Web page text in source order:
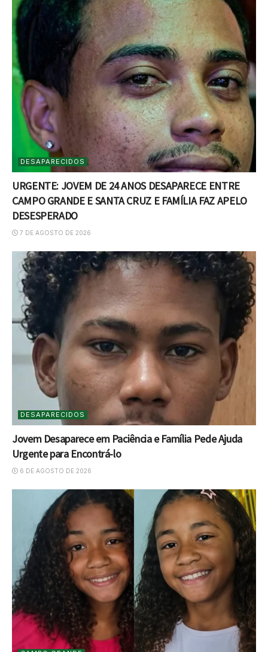
DESAPARECIDOS
URGENTE: JOVEM DE 24 ANOS DESAPARECE ENTRE
CAMPO GRANDE E SANTA CRUZ E FAMÍLIA FAZ APELO
DESESPERADO
7 DE AGOSTO DE 2026
DESAPARECIDOS
Jovem Desaparece em Paciência e Família Pede Ajuda
Urgente para Encontrá-lo
6 DE AGOSTO DE 2026